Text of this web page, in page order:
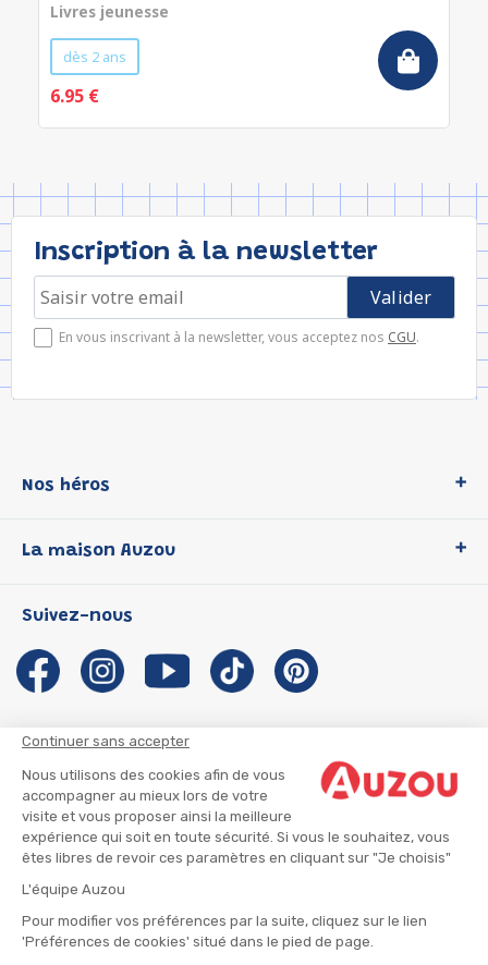
Continuer sans accepter
Nous utilisons des cookies afin de vous
accompagner au mieux lors de votre
visite et vous proposer ainsi la meilleure
expérience qui soit en toute sécurité. Si vous le souhaitez, vous
êtes libres de revoir ces paramètres en cliquant sur "Je choisis"
L'équipe Auzou
Pour modifier vos préférences par la suite, cliquez sur le lien
'Préférences de cookies' situé dans le pied de page.
Livres jeunesse
dès 2 ans
6.95 €
Inscription à la newsletter
En vous inscrivant à la newsletter, vous acceptez nos CGU.
Nos héros
P'tit Loup
Les Influenceuses
Migali
Petite Taupe
La maison Auzou
Notre histoire
Auzou s'engage
Auteurs et illustrateurs Auzou
Suivre mon colis
Infos consommateur
Suivez-nous
CGU
CGV
Mentions légales